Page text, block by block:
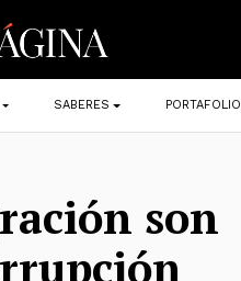
SABERES PORTAFOLIO
son